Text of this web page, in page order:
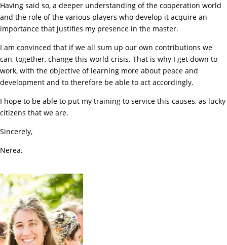
Having said so, a deeper understanding of the cooperation world
and the role of the various players who develop it acquire an
importance that justifies my presence in the master.
I am convinced that if we all sum up our own contributions we
can, together, change this world crisis. That is why I get down to
work, with the objective of learning more about peace and
development and to therefore be able to act accordingly.
I hope to be able to put my training to service this causes, as lucky
citizens that we are.
Sincerely,
Nerea.